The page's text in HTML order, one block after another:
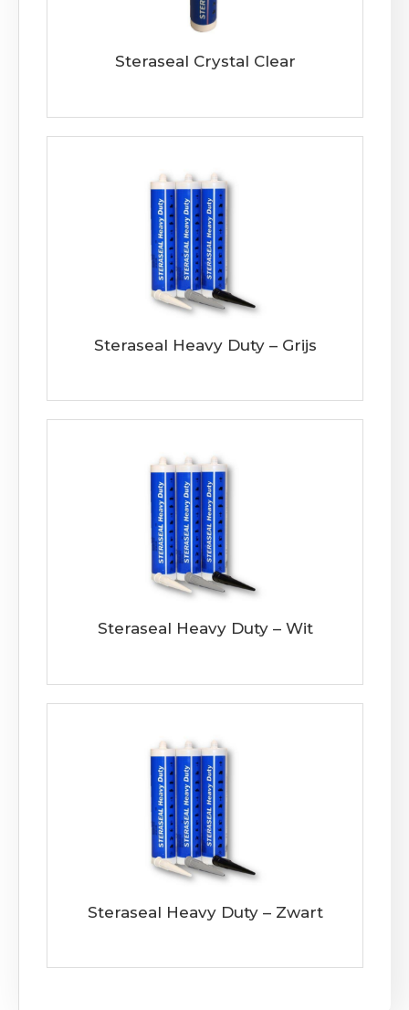
Steraseal Crystal Clear
Steraseal Heavy Duty – Grijs
Steraseal Heavy Duty – Wit
Steraseal Heavy Duty – Zwart